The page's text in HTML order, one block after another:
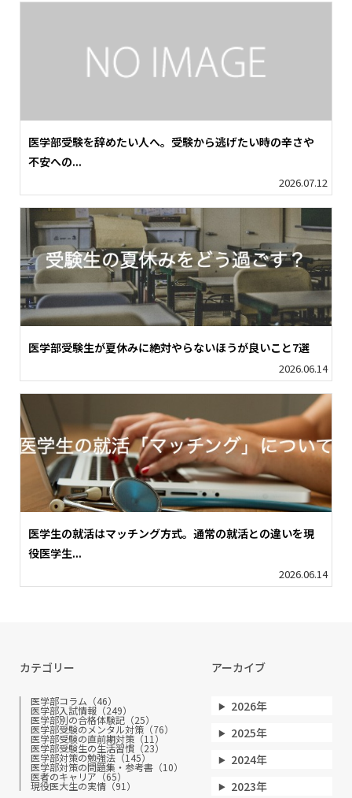
医学部受験を辞めたい人へ。受験から逃げたい時の辛さや
不安への...
2026.07.12
医学部受験生が夏休みに絶対やらないほうが良いこと7選
2026.06.14
医学生の就活はマッチング方式。通常の就活との違いを現
役医学生...
2026.06.14
カテゴリー
医学部コラム（46）
医学部入試情報（249）
医学部別の合格体験記（25）
医学部受験のメンタル対策（76）
医学部受験の直前期対策（11）
医学部受験生の生活習慣（23）
医学部対策の勉強法（145）
医学部対策の問題集・参考書（10）
医者のキャリア（65）
現役医大生の実情（91）
アーカイブ
2026年
2025年
2024年
2023年